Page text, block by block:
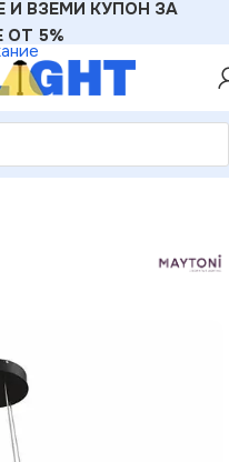
И ВЗЕМИ КУПОН ЗА
5%
Rim 220V 4000K 37W IP20